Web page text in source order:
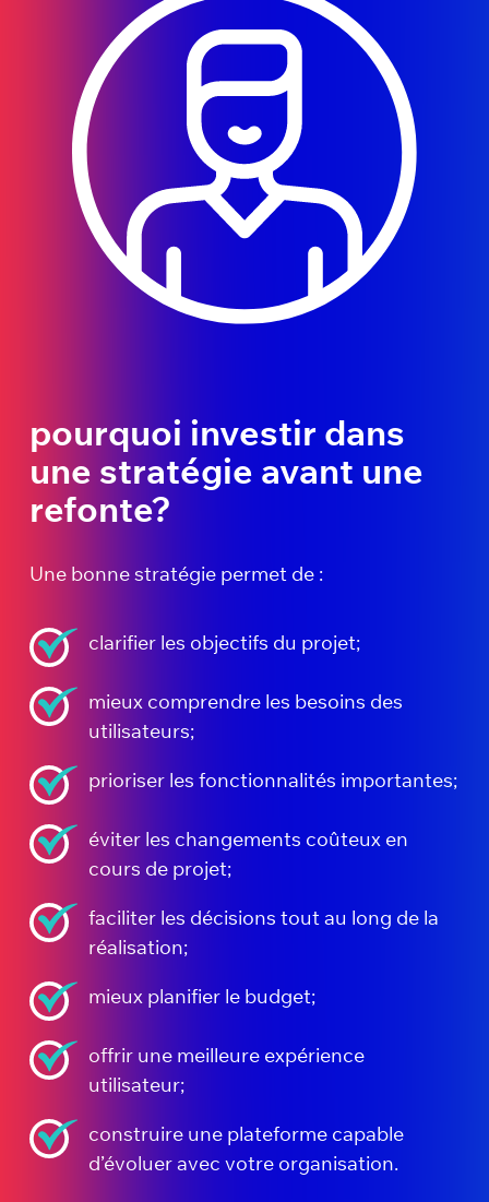
pourquoi investir dans
une stratégie avant une
refonte?
Une bonne stratégie permet de :
clarifier les objectifs du projet;
mieux comprendre les besoins des
utilisateurs;
prioriser les fonctionnalités importantes;
éviter les changements coûteux en
cours de projet;
faciliter les décisions tout au long de la
réalisation;
mieux planifier le budget;
offrir une meilleure expérience
utilisateur;
construire une plateforme capable
d’évoluer avec votre organisation.